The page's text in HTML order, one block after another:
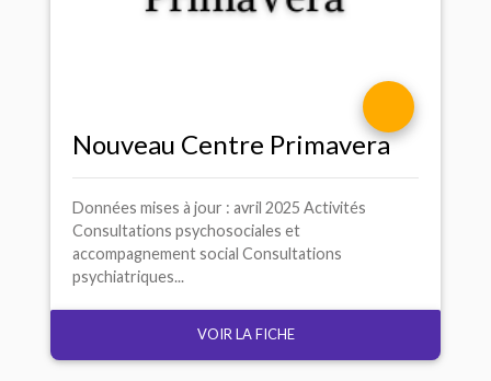
Nouveau Centre Primavera
Données mises à jour : avril 2025 Activités
Consultations psychosociales et
accompagnement social Consultations
psychiatriques...
VOIR LA FICHE